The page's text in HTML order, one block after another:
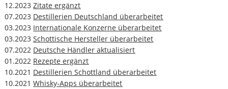
12.2023Zitate ergänzt
07.2023 Destillerien Deutschland überarbeitet
03.2023 Internationale Konzerne überarbeitet
03.2023Schottische Hersteller überarbeitet
07.2022 Deutsche Händler aktualisiert
01.2022 Rezepte ergänzt
10.2021 Destillerien Schottland überarbeitet
10.2021Whisky-Apps überarbeitet